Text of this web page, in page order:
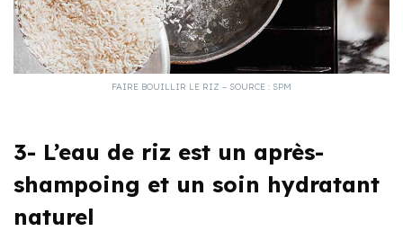
FAIRE BOUILLIR LE RIZ – SOURCE : SPM
3- L’eau de riz est un après-
shampoing et un soin hydratant
naturel